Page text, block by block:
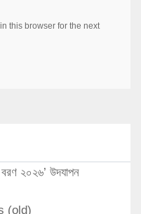
this browser for the next
২০২৬’ উদযাপন
(old)